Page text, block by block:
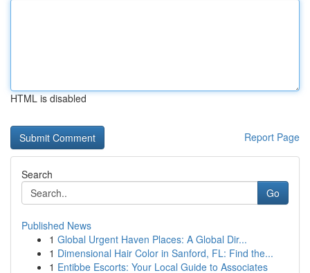
HTML is disabled
Report Page
Search
Go
Published News
1 Global Urgent Haven Places: A Global Dir...
1 Dimensional Hair Color in Sanford, FL: Find the...
1 Entibbe Escorts: Your Local Guide to Associates